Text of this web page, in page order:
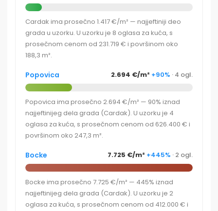
Cardak ima prosečno 1.417 €/m² — najjeftiniji deo
grada u uzorku. U uzorku je 8 oglasa za kuća, s
prosečnom cenom od 231.719 € i površinom oko
188,3 m².
Popovica 2.694 €/m² +90% · 4 ogl.
Popovica ima prosečno 2.694 €/m² — 90% iznad
najjeftinijeg dela grada (Cardak). U uzorku je 4
oglasa za kuća, s prosečnom cenom od 626.400 € i
površinom oko 247,3 m².
Bocke 7.725 €/m² +445% · 2 ogl.
Bocke ima prosečno 7.725 €/m² — 445% iznad
najjeftinijeg dela grada (Cardak). U uzorku je 2
oglasa za kuća, s prosečnom cenom od 412.000 € i